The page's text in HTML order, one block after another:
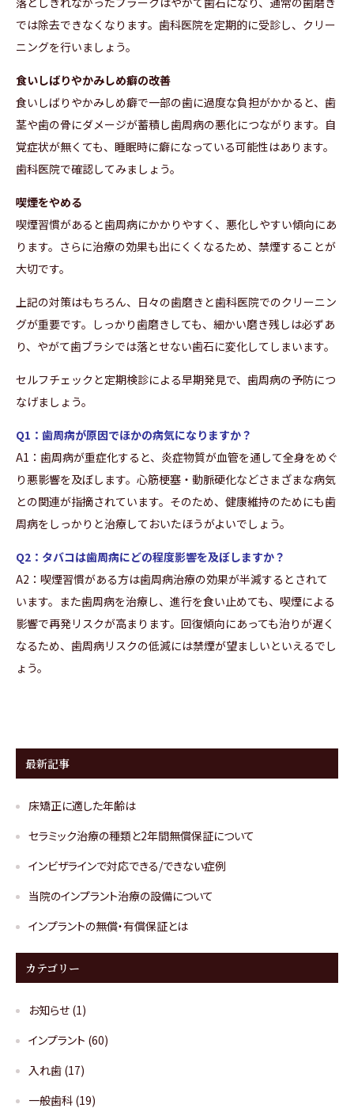
では除去できなくなります。歯科医院を定期的に受診し、クリー
ニングを行いましょう。
食いしばりやかみしめ癖の改善
食いしばりやかみしめ癖で一部の歯に過度な負担がかかると、歯
茎や歯の骨にダメージが蓄積し歯周病の悪化につながります。自
覚症状が無くても、睡眠時に癖になっている可能性はあります。
歯科医院で確認してみましょう。
喫煙をやめる
喫煙習慣があると歯周病にかかりやすく、悪化しやすい傾向にあ
ります。さらに治療の効果も出にくくなるため、禁煙することが
大切です。
上記の対策はもちろん、日々の歯磨きと歯科医院でのクリーニン
グが重要です。しっかり歯磨きしても、細かい磨き残しは必ずあ
り、やがて歯ブラシでは落とせない歯石に変化してしまいます。
セルフチェックと定期検診による早期発見で、歯周病の予防につ
なげましょう。
Q1：歯周病が原因でほかの病気になりますか？
A1：歯周病が重症化すると、炎症物質が血管を通して全身をめぐ
り悪影響を及ぼします。心筋梗塞・動脈硬化などさまざまな病気
との関連が指摘されています。そのため、健康維持のためにも歯
周病をしっかりと治療しておいたほうがよいでしょう。
Q2：タバコは歯周病にどの程度影響を及ぼしますか？
A2：喫煙習慣がある方は歯周病治療の効果が半減するとされて
います。また歯周病を治療し、進行を食い止めても、喫煙による
影響で再発リスクが高まります。回復傾向にあっても治りが遅く
なるため、歯周病リスクの低減には禁煙が望ましいといえるでし
ょう。
最新記事
床矯正に適した年齢は
セラミック治療の種類と2年間無償保証について
インビザラインで対応できる/できない症例
当院のインプラント治療の設備について
インプラントの無償・有償保証とは
カテゴリー
お知らせ (1)
インプラント (60)
入れ歯 (17)
一般歯科 (19)